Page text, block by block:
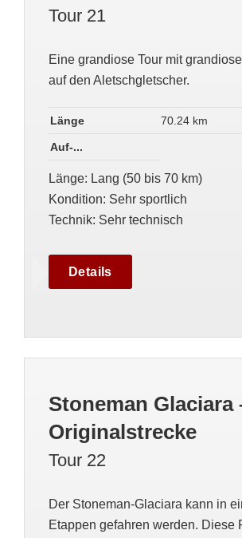
Tour 21
Eine grandiose Tour mit
auf den Aletschgletscher.
Länge 70.24 km
Auf-...
Länge: Lang (50 bis 70 km)
Kondition: Sehr sportlich
Technik: Sehr technisch
Details
Stoneman Glaciara
Originalstrecke
Tour 22
Der Stoneman-Glaciara kann in
Etappen gefahren werden. Diese